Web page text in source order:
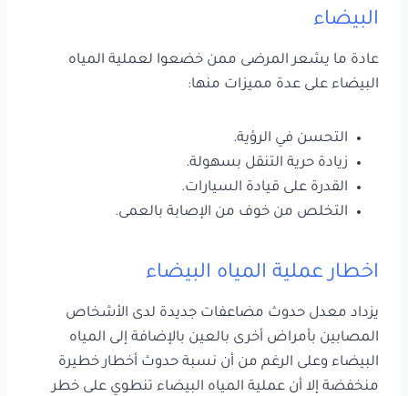
البيضاء
عادة ما يشعر المرضى ممن خضعوا لعملية المياه
البيضاء على عدة مميزات منها:
التحسن في الرؤية.
زيادة حرية التنقل بسهولة.
القدرة على قيادة السيارات.
التخلص من خوف من الإصابة بالعمى.
اخطار عملية المياه البيضاء
يزداد معدل حدوث مضاعفات جديدة لدى الأشخاص
المصابين بأمراض أخرى بالعين بالإضافة إلى المياه
البيضاء وعلى الرغم من أن نسبة حدوث أخطار خطيرة
منخفضة إلا أن عملية المياه البيضاء تنطوي على خطر